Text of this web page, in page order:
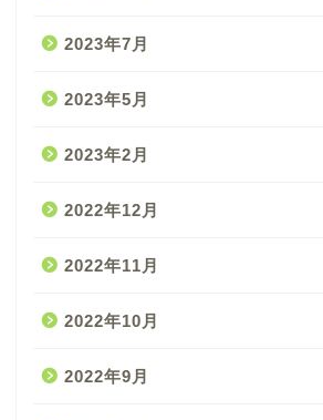
2023年7月
2023年5月
2023年2月
2022年12月
2022年11月
2022年10月
2022年9月